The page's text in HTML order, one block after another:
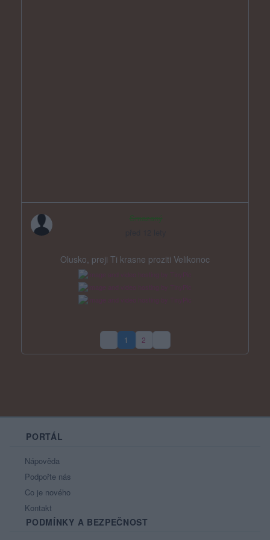
Smazaný
Olusko, preji Ti krasne proziti Velikonoc
1(aktuální strana)
2
PORTÁL
Nápověda
Podpořte nás
Co je nového
Kontakt
PODMÍNKY A BEZPEČNOST